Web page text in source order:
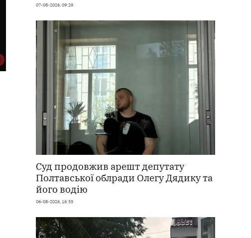
07-08-2026, 09:29
Суд продовжив арешт депутату
Полтавської облради Олегу Дядику та
його водію
06-08-2026, 16:55